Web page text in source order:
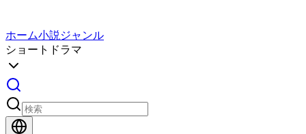
ホーム小説 ジャンル
ショートドラマ